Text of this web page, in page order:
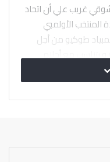
غريب علي أن اتحاد
الأولمبي
طوكيو من أجل
و يتناسب مع أحلام
الفني للمنتخب
بشكل جيد